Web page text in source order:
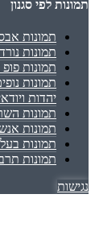
תמונות לפי סגנון
תמונות
תמונות
תמונות
תמונות
יהדות
תמונות
תמונות
תמונות
תמונות
נגישות